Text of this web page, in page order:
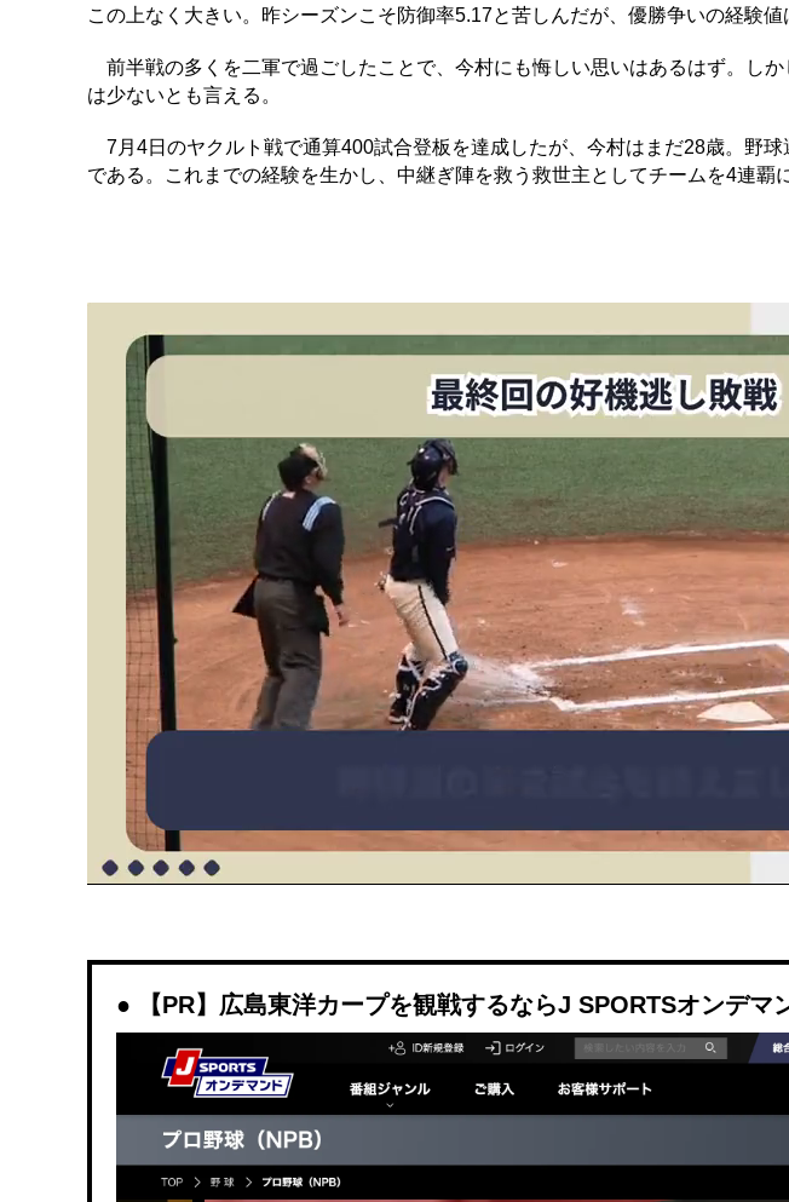
この上なく大きい。昨シーズンこそ防御率5.17と苦しんだが、優勝争いの経験
前半戦の多くを二軍で過ごしたことで、今村にも悔しい思いはあるはず。し
は少ないとも言える。
7月4日のヤクルト戦で通算400試合登板を達成したが、今村はまだ28歳。野
である。これまでの経験を生かし、中継ぎ陣を救う救世主としてチームを4連覇
【PR】広島東洋カープを観戦するならJ SPORTSオンデマ